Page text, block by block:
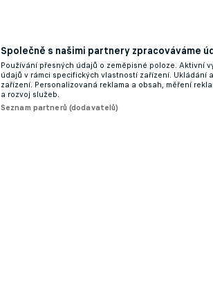
Společně s našimi partnery zpracováváme
Používání přesných údajů o zeměpisné poloze. Aktivní
údajů v rámci specifických vlastností zařízení. Ukládání
zařízení. Personalizovaná reklama a obsah, měření
a rozvoj služeb.
Seznam partnerů (dodavatelů)